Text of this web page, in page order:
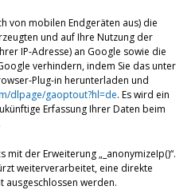
von mobilen Endgeräten aus) die
und auf Ihre Nutzung der
IP-Adresse) an Google sowie die
verhindern, indem Sie das unter
Plug-in herunterladen und
dlpage/gaoptout?hl=de. Es wird ein
Erfassung Ihrer Daten beim
mit der Erweiterung „_anonymizeIp()“.
weiterverarbeitet, eine direkte
ausgeschlossen werden.